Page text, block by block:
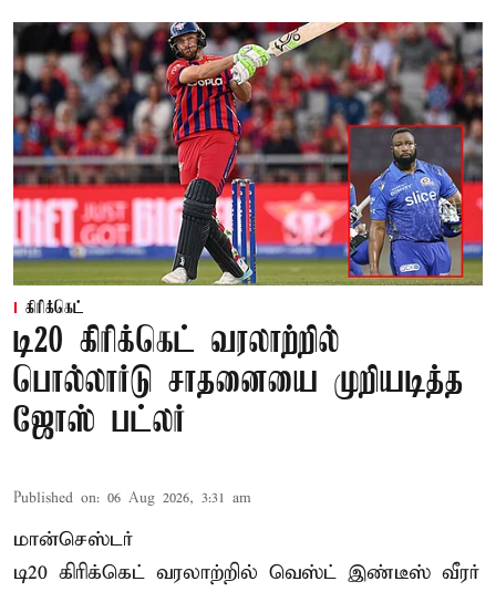
கிரிக்கெட்
டி20 கிரிக்கெட் வரலாற்றில்
பொல்லார்டு சாதனையை முறியடித்த
ஜோஸ் பட்லர்
Published on: 06 Aug 2026, 3:31 am
மான்செஸ்டர்
டி20 கிரிக்கெட் வரலாற்றில் வெஸ்ட் இண்டீஸ் வீரர்